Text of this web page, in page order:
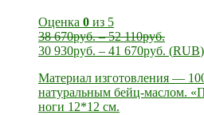
Оценка 0 из 5
38 670руб.–52 110руб.
30 930руб. – 41 670руб. (RUB)
Материал изготовления —
натуральным бейц-маслом.
ноги 12*12 см.